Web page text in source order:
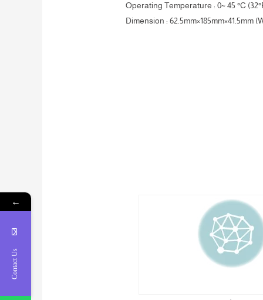
Operating Temperature : 0~ 45 °C
Dimension : 62.5mm×185mm×41.5mm
←
Contact Us